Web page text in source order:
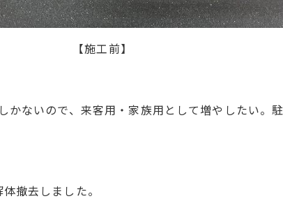
【施工前】
かないので、来客用・家族用として増やしたい。
撤去しました。